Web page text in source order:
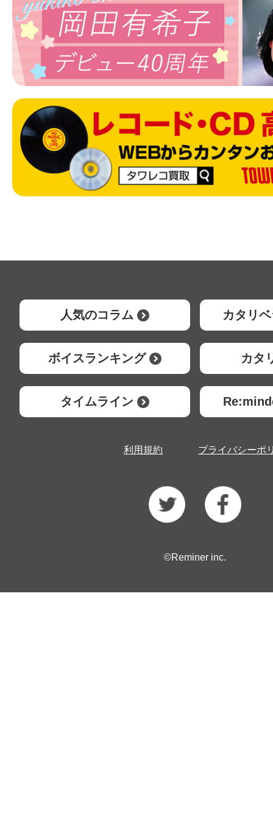
人気のコラム カタリ
ボイスランキング カタ
タイムライン
利用規約 プライバシーポ
©Reminer inc.